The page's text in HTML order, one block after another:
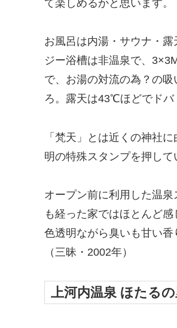
て楽しめるかと思います。
お風呂は内湯・サウナ・
ジー浴槽は非温泉で、
で、お湯の対流の為？の
ろ。露天は43℃ほどでドバ
「梵天」とは近くの神社
明の特殊スタンプを押して
オープン前に利用した温
も経った家ではほとんど
色透明ながら臭いも甘い香
（三昧・2002年）
上河内温泉 ほたる